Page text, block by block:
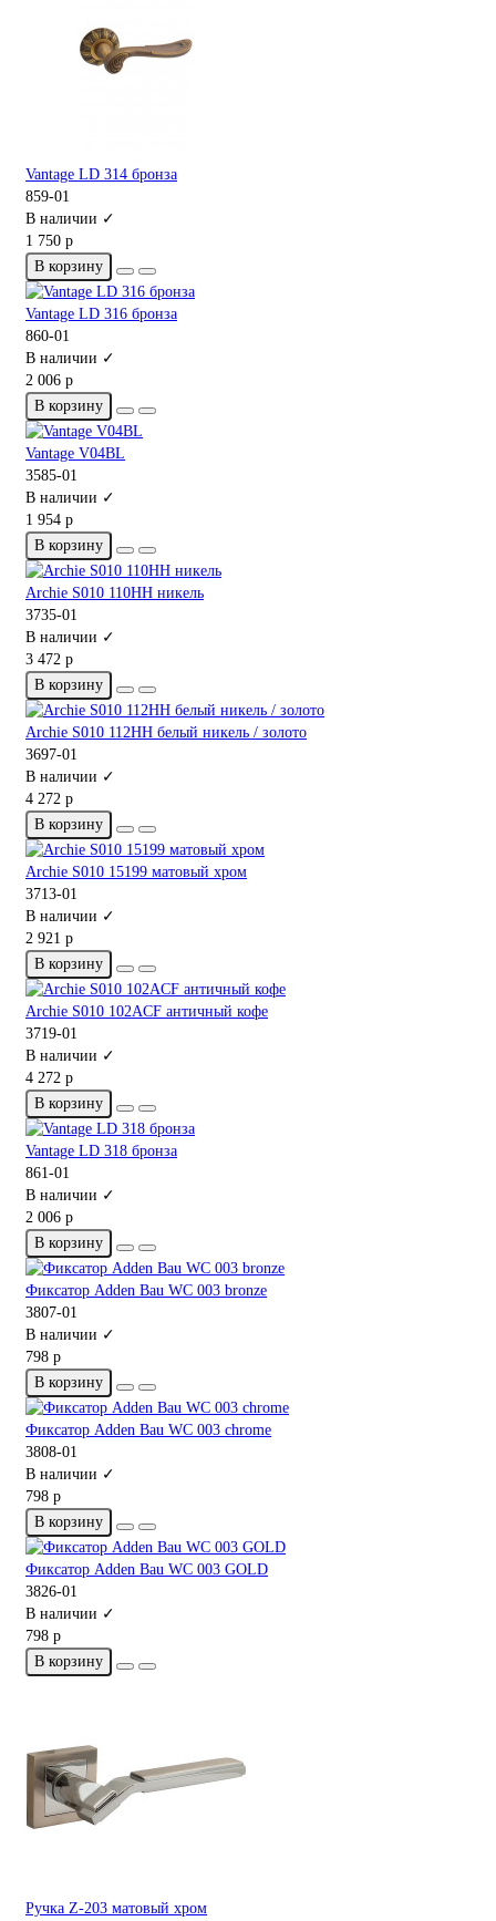
Vantage LD 314 бронза
859-01
В наличии ✓
1 750 р
В корзину
Vantage LD 316 бронза
860-01
В наличии ✓
2 006 р
В корзину
Vantage V04BL
3585-01
В наличии ✓
1 954 р
В корзину
Archie S010 110HH никель
3735-01
В наличии ✓
3 472 р
В корзину
Archie S010 112HH белый никель / золото
3697-01
В наличии ✓
4 272 р
В корзину
Archie S010 15199 матовый хром
3713-01
В наличии ✓
2 921 р
В корзину
Archie S010 102ACF античный кофе
3719-01
В наличии ✓
4 272 р
В корзину
Vantage LD 318 бронза
861-01
В наличии ✓
2 006 р
В корзину
Фиксатор Adden Bau WC 003 bronze
3807-01
В наличии ✓
798 р
В корзину
Фиксатор Adden Bau WC 003 chrome
3808-01
В наличии ✓
798 р
В корзину
Фиксатор Adden Bau WC 003 GOLD
3826-01
В наличии ✓
798 р
В корзину
Ручка Z-203 матовый хром